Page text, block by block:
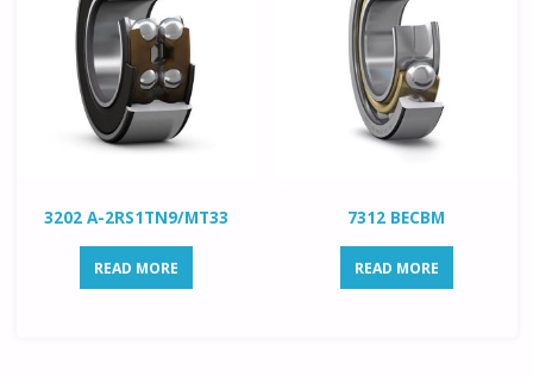
3202 A-2RS1TN9/MT33
READ MORE
7312 BECBM
READ MORE